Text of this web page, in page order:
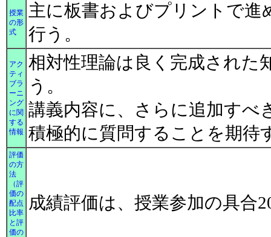
授業
の形
式
主に板書およびプリントで
行う。
アク
ティ
ブラ
ーニ
ング
に関
する
情報
相対性理論は良く完成された
う。
講義内容に、さらに追加すべ
積極的に質問することを期
評価
の方
法
（評
価の
配点
比率
と評
価の
成績評価は、授業参加の具合